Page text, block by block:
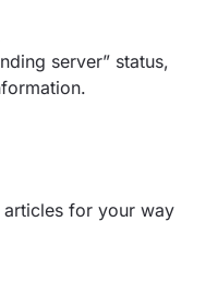
server” status,
for your way